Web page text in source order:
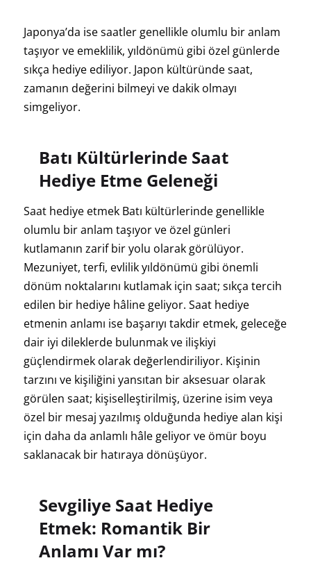
Japonya’da ise saatler genellikle olumlu bir anlam
taşıyor ve emeklilik, yıldönümü gibi özel günlerde
sıkça hediye ediliyor. Japon kültüründe saat,
zamanın değerini bilmeyi ve dakik olmayı
simgeliyor.
Batı Kültürlerinde Saat
Hediye Etme Geleneği
Saat hediye etmek Batı kültürlerinde genellikle
olumlu bir anlam taşıyor ve özel günleri
kutlamanın zarif bir yolu olarak görülüyor.
Mezuniyet, terfi, evlilik yıldönümü gibi önemli
dönüm noktalarını kutlamak için saat; sıkça tercih
edilen bir hediye hâline geliyor. Saat hediye
etmenin anlamı ise başarıyı takdir etmek, geleceğe
dair iyi dileklerde bulunmak ve ilişkiyi
güçlendirmek olarak değerlendiriliyor. Kişinin
tarzını ve kişiliğini yansıtan bir aksesuar olarak
görülen saat; kişiselleştirilmiş, üzerine isim veya
özel bir mesaj yazılmış olduğunda hediye alan kişi
için daha da anlamlı hâle geliyor ve ömür boyu
saklanacak bir hatıraya dönüşüyor.
Sevgiliye Saat Hediye
Etmek: Romantik Bir
Anlamı Var mı?